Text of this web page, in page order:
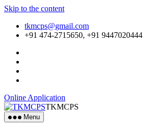
Skip to the content
tkmcps@gmail.com
+91 474-2715650, +91 9447020444
Online Application
TKMCPS
Menu